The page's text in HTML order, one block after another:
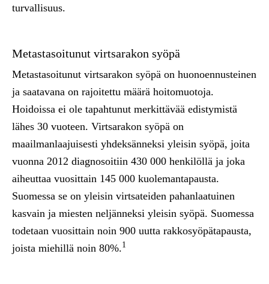
turvallisuus.
Metastasoitunut virtsarakon syöpä
Metastasoitunut virtsarakon syöpä on huonoennusteinen
ja saatavana on rajoitettu määrä hoitomuotoja.
Hoidoissa ei ole tapahtunut merkittävää edistymistä
lähes 30 vuoteen. Virtsarakon syöpä on
maailmanlaajuisesti yhdeksänneksi yleisin syöpä, joita
vuonna 2012 diagnosoitiin 430 000 henkilöllä ja joka
aiheuttaa vuosittain 145 000 kuolemantapausta.
Suomessa se on yleisin virtsateiden pahanlaatuinen
kasvain ja miesten neljänneksi yleisin syöpä. Suomessa
todetaan vuosittain noin 900 uutta rakkosyöpätapausta,
joista miehillä noin 80%.1